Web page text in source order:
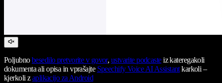
Poljubnobesedilo pretvorite v govor, ustvarite podcasteiz kateregakoli
dokumenta ali opisa in vprašajte Speechify Voice AI Assistantkarkoli –
kjerkoli zaplikacijo za Android